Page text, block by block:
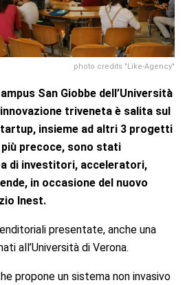
photo credits "Like-Agency"
San Giobbe dell’Università
triveneta è salita sul
insieme ad altri 3 progetti
precoce, sono stati
di investitori, acceleratori,
in occasione del nuovo
Inest.
presentate, anche una
all’Università di Verona.
propone un sistema non invasivo